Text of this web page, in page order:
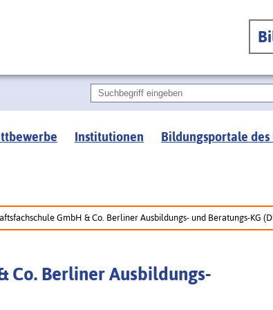
Institutionen Bildungsportale des
GmbH & Co. Berliner Ausbildungs- und Beratungs-KG
Co. Berliner Ausbildungs-